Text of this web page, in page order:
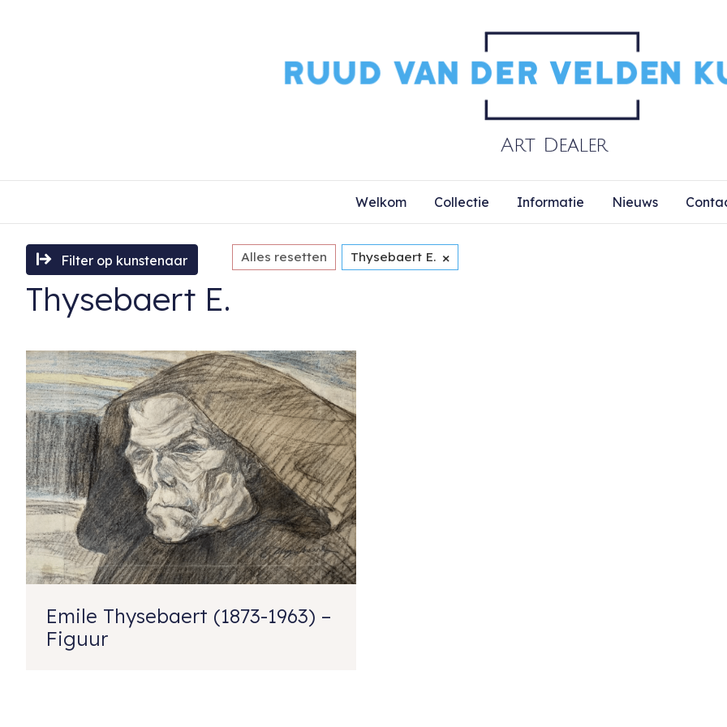
Welkom Collectie Informatie Nieuws
Filter op kunstenaar Alles resetten Thysebaert E. ×
Thysebaert E.
Emile Thysebaert (1873-1963) –
Figuur